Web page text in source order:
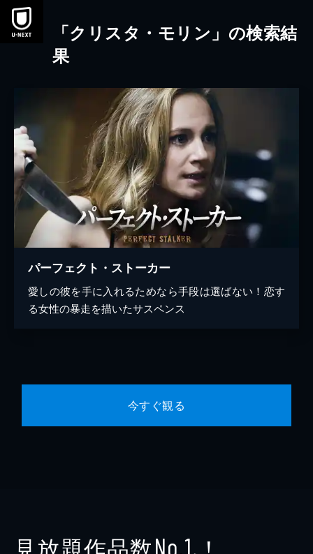
本文へスキップ
「クリスタ・モリン」の検索結
果
パーフェクト・ストーカー
愛しの彼を手に入れるためなら手段は選ばない！恋す
る女性の暴走を描いたサスペンス
今すぐ観る
見放題作品数No.1 ！